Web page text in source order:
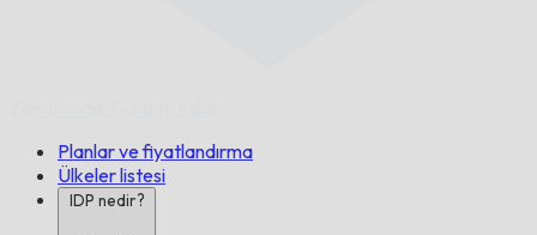
Planlar ve fiyatlandırma
Ülkeler listesi
IDP nedir?